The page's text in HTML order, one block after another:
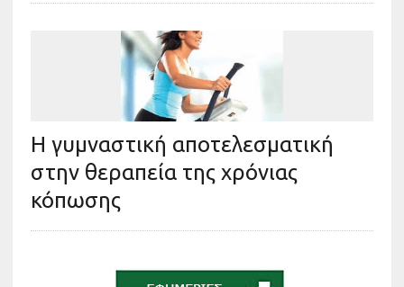
Η γυμναστική αποτελεσματική
στην θεραπεία της χρόνιας
κόπωσης